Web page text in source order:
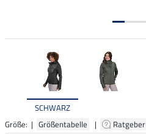
SCHWARZ
Größe: | Größentabelle | Ratgeber